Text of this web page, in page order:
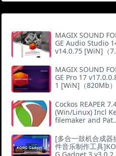
MAGIX SOUND
GE Audio Studio
v14.0.75 [WiN]（
MAGIX SOUND
GE Pro 17
1 [WiN]（820Mb）
Cockos REAPER
(Win/Linux) Incl
filemaker and
[多合一鼓机合成器
件音乐制作工具